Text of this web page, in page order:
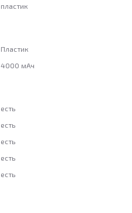
пластик
Пластик
4000 мАч
есть
есть
есть
есть
есть